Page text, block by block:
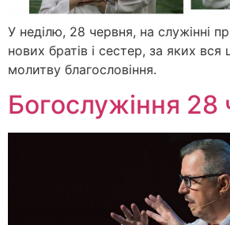
У неділю, 28 червня, на служінні
нових братів і сестер, за яких
молитву благословіння.
Богослужіння 28